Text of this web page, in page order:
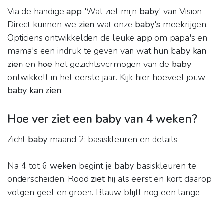
Via de handige app 'Wat ziet mijn baby' van Vision
Direct kunnen we zien wat onze baby's meekrijgen.
Opticiens ontwikkelden de leuke app om papa's en
mama's een indruk te geven van wat hun baby kan
zien en hoe het gezichtsvermogen van de baby
ontwikkelt in het eerste jaar. Kijk hier hoeveel jouw
baby kan zien.
Hoe ver ziet een baby van 4 weken?
Zicht baby maand 2: basiskleuren en details
Na 4 tot 6 weken begint je baby basiskleuren te
onderscheiden. Rood ziethij als eerst en kort daarop
volgen geel en groen. Blauw blijft nog een lange